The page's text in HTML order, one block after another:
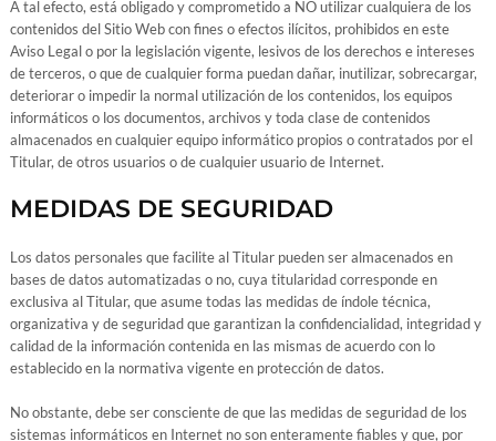
A tal efecto, está obligado y comprometido a NO utilizar cualquiera de los
contenidos del Sitio Web con fines o efectos ilícitos, prohibidos en este
Aviso Legal o por la legislación vigente, lesivos de los derechos e intereses
de terceros, o que de cualquier forma puedan dañar, inutilizar, sobrecargar,
deteriorar o impedir la normal utilización de los contenidos, los equipos
informáticos o los documentos, archivos y toda clase de contenidos
almacenados en cualquier equipo informático propios o contratados por el
Titular, de otros usuarios o de cualquier usuario de Internet.
MEDIDAS DE SEGURIDAD
Los datos personales que facilite al Titular pueden ser almacenados en
bases de datos automatizadas o no, cuya titularidad corresponde en
exclusiva al Titular, que asume todas las medidas de índole técnica,
organizativa y de seguridad que garantizan la confidencialidad, integridad y
calidad de la información contenida en las mismas de acuerdo con lo
establecido en la normativa vigente en protección de datos.
No obstante, debe ser consciente de que las medidas de seguridad de los
sistemas informáticos en Internet no son enteramente fiables y que, por